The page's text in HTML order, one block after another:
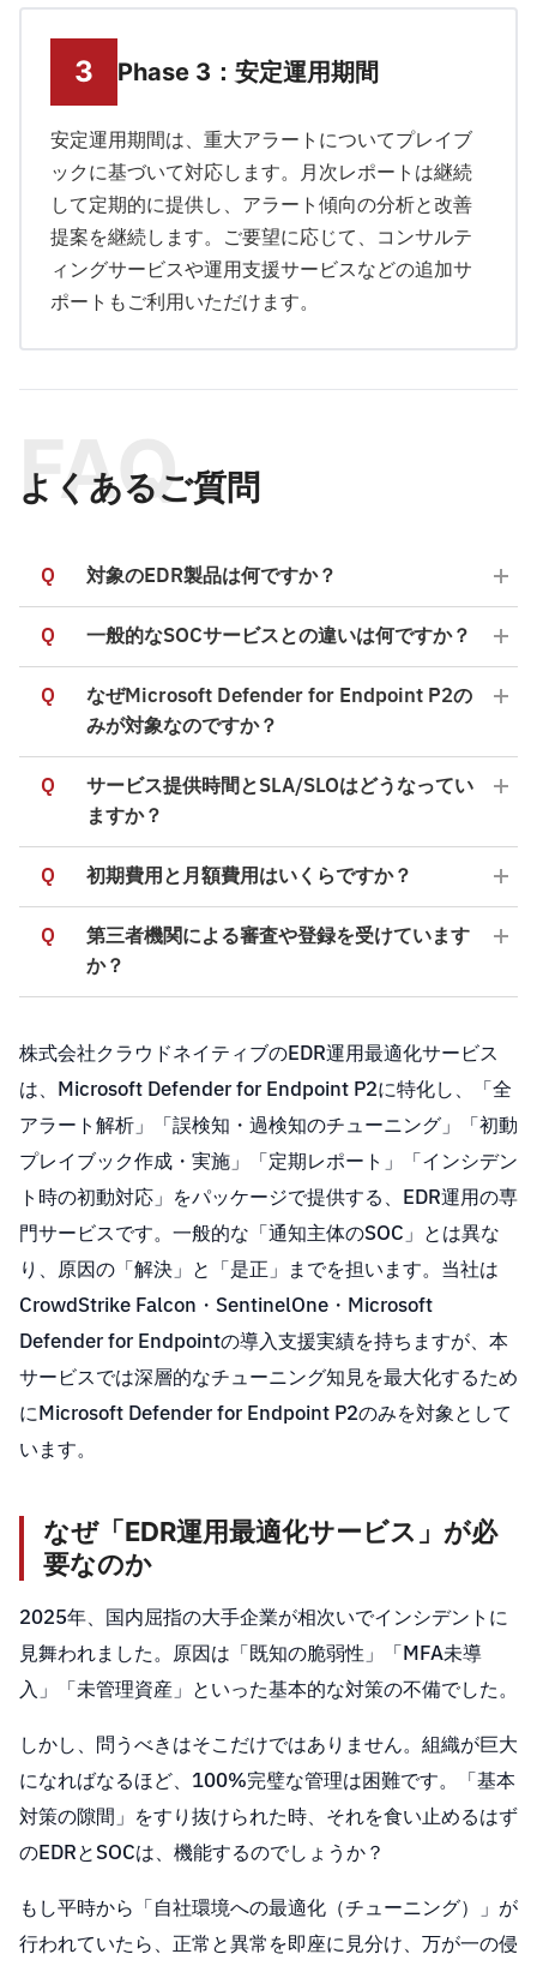
Phase 3：安定運用期間
安定運用期間は、重大アラートについてプレイブ
ックに基づいて対応します。月次レポートは継続
して定期的に提供し、アラート傾向の分析と改善
提案を継続します。ご要望に応じて、コンサルテ
ィングサービスや運用支援サービスなどの追加サ
ポートもご利用いただけます。
よくあるご質問
FAQ
Q 対象のEDR製品は何ですか？
Q 一般的なSOCサービスとの違いは何ですか？
Q
なぜMicrosoft Defender for Endpoint P2の
みが対象なのですか？
Q
サービス提供時間とSLA/SLOはどうなってい
ますか？
Q 初期費用と月額費用はいくらですか？
Q
第三者機関による審査や登録を受けています
か？
株式会社クラウドネイティブのEDR運用最適化サービス
は、Microsoft Defender for Endpoint P2に特化し、「全
アラート解析」「誤検知・過検知のチューニング」「初動
プレイブック作成・実施」「定期レポート」「インシデン
ト時の初動対応」をパッケージで提供する、EDR運用の専
門サービスです。一般的な「通知主体のSOC」とは異な
り、原因の「解決」と「是正」までを担います。当社は
CrowdStrike Falcon・SentinelOne・Microsoft
Defender for Endpointの導入支援実績を持ちますが、本
サービスでは深層的なチューニング知見を最大化するため
にMicrosoft Defender for Endpoint P2のみを対象として
います。
なぜ「EDR運用最適化サービス」が必
要なのか
2025年、国内屈指の大手企業が相次いでインシデントに
見舞われました。原因は「既知の脆弱性」「MFA未導
入」「未管理資産」といった基本的な対策の不備でした。
しかし、問うべきはそこだけではありません。組織が巨大
になればなるほど、100%完璧な管理は困難です。「基本
対策の隙間」をすり抜けられた時、それを食い止めるはず
のEDRとSOCは、機能するのでしょうか？
もし平時から「自社環境への最適化（チューニング）」が
行われていたら、正常と異常を即座に見分け、万が一の侵